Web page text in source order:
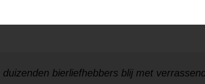
duizenden bierliefhebbers blij met